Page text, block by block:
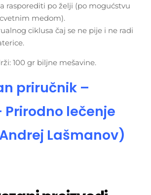
rasporediti po želji (po mogućstvu
medom).
ciklusa čaj se ne pije i ne radi
100 gr biljne mešavine.
priručnik –
Prirodno lečenje
Lašmanov)